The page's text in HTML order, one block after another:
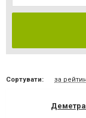
Сортувати: за